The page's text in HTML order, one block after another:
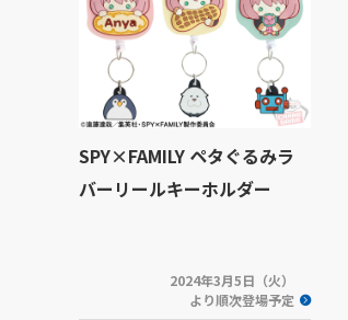
SPY×FAMILY ペタぐるみラ
バーリールキーホルダー
2024年3月5日（火）
より順次登場予定